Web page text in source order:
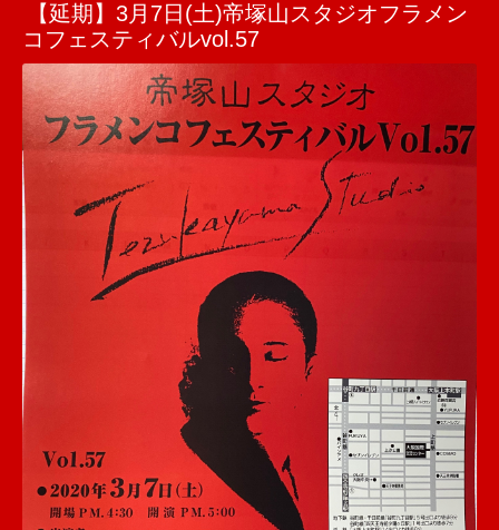
【延期】3月7日(土)帝塚山スタジオフラメン
コフェスティバルvol.57